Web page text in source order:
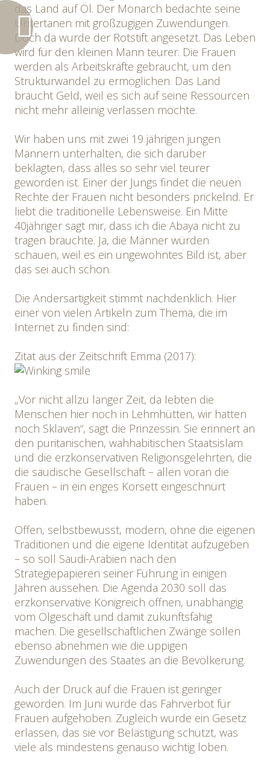
das Land auf Öl. Der Monarch bedachte seine
Untertanen mit großzügigen Zuwendungen.
Doch da wurde der Rotstift angesetzt. Das Leben
wird für den kleinen Mann teurer. Die Frauen
werden als Arbeitskräfte gebraucht, um den
Strukturwandel zu ermöglichen. Das Land
braucht Geld, weil es sich auf seine Ressourcen
nicht mehr alleinig verlassen möchte.
Wir haben uns mit zwei 19 jährigen jungen
Männern unterhalten, die sich darüber
beklagten, dass alles so sehr viel teurer
geworden ist. Einer der Jungs findet die neuen
Rechte der Frauen nicht besonders prickelnd. Er
liebt die traditionelle Lebensweise. Ein Mitte
40jähriger sagt mir, dass ich die Abaya nicht zu
tragen bräuchte. Ja, die Männer würden
schauen, weil es ein ungewohntes Bild ist, aber
das sei auch schon.
Die Andersartigkeit stimmt nachdenklich. Hier
einer von vielen Artikeln zum Thema, die im
Internet zu finden sind:
Zitat aus der Zeitschrift Emma (2017):
„Vor nicht allzu langer Zeit, da lebten die
Menschen hier noch in Lehmhütten, wir hatten
noch Sklaven“, sagt die Prinzessin. Sie erinnert an
den puritanischen, wahhabitischen Staatsislam
und die erzkonservativen Religionsgelehrten, die
die saudische Gesellschaft – allen voran die
Frauen – in ein enges Korsett eingeschnürt
haben.
Offen, selbstbewusst, modern, ohne die eigenen
Traditionen und die eigene Identität aufzugeben
– so soll Saudi-Arabien nach den
Strategiepapieren seiner Führung in einigen
Jahren aussehen. Die Agenda 2030 soll das
erzkonservative Königreich öffnen, unabhängig
vom Ölgeschäft und damit zukunftsfähig
machen. Die gesellschaftlichen Zwänge sollen
ebenso abnehmen wie die üppigen
Zuwendungen des Staates an die Bevölkerung.
Auch der Druck auf die Frauen ist geringer
geworden. Im Juni wurde das Fahrverbot für
Frauen aufgehoben. Zugleich wurde ein Gesetz
erlassen, das sie vor Belästigung schützt, was
viele als mindestens genauso wichtig loben.